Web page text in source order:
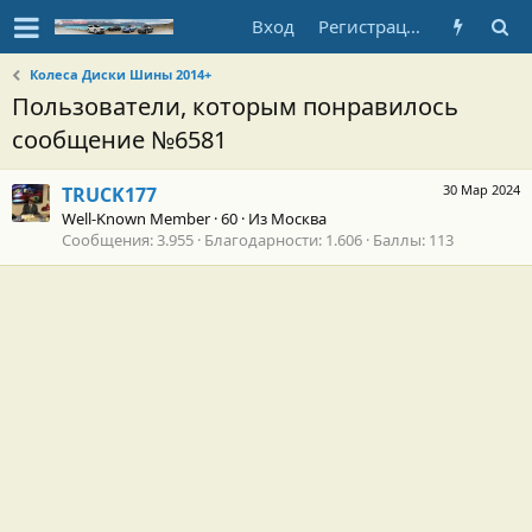
Вход Регистрация
Колеса Диски Шины 2014+
Пользователи, которым понравилось
сообщение №6581
30 Мар 2024
TRUCK177
Well-Known Member ·60 · Из Москва
Сообщения 3.955 Благодарности 1.606 Баллы 113